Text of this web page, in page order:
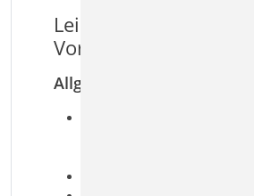
Leistungsmerkmale
Vorbemerkungen
Allgemein